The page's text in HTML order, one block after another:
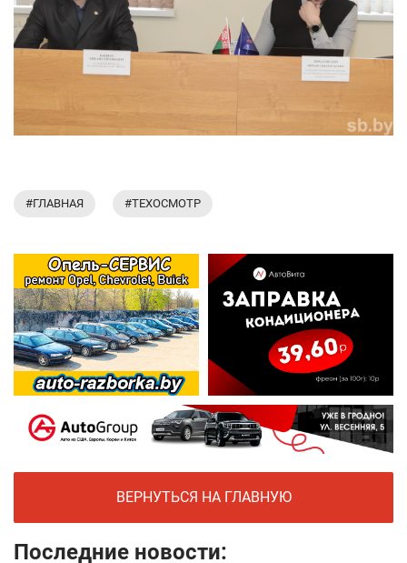
#ГЛАВНАЯ #ТЕХОСМОТР
ВЕРНУТЬСЯ НА ГЛАВНУЮ
Последние новости: